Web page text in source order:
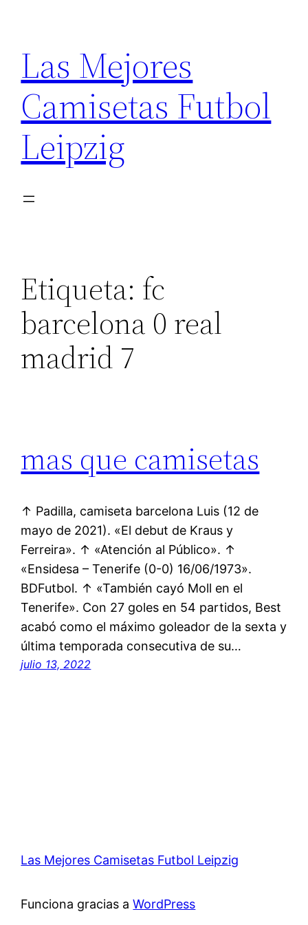
contenido
Las Mejores
Camisetas Futbol
Leipzig
Etiqueta: fc
barcelona 0 real
madrid 7
mas que camisetas
↑ Padilla, camiseta barcelona Luis (12 de
mayo de 2021). «El debut de Kraus y
Ferreira». ↑ «Atención al Público». ↑
«Ensidesa – Tenerife (0-0) 16/06/1973».
BDFutbol. ↑ «También cayó Moll en el
Tenerife». Con 27 goles en 54 partidos, Best
acabó como el máximo goleador de la sexta y
última temporada consecutiva de su…
julio 13, 2022
Las Mejores Camisetas Futbol Leipzig
Funciona gracias aWordPress